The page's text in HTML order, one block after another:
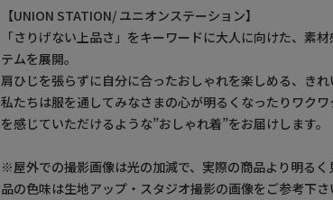
【UNION STATION/ ユニオンステーション】
「さりげない上品さ」をキーワードに大人に向けた、素
テムを展開。
肩ひじを張らずに自分に合ったおしゃれを楽しめる、きれ
私たちは服を通してみなさまの心が明るくなったりワク
を感じていただけるような”おしゃれ着”をお届けします。
※屋外での撮影画像は光の加減で、実際の商品より明る
品の色味は生地アップ・スタジオ撮影の画像をご参考下さ